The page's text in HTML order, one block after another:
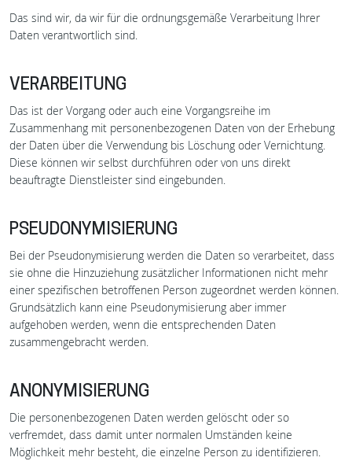
Das sind wir, da wir für die ordnungsgemäße Verarbeitung Ihrer
Daten verantwortlich sind.
VERARBEITUNG
Das ist der Vorgang oder auch eine Vorgangsreihe im
Zusammenhang mit personenbezogenen Daten von der Erhebung
der Daten über die Verwendung bis Löschung oder Vernichtung.
Diese können wir selbst durchführen oder von uns direkt
beauftragte Dienstleister sind eingebunden.
PSEUDONYMISIERUNG
Bei der Pseudonymisierung werden die Daten so verarbeitet, dass
sie ohne die Hinzuziehung zusätzlicher Informationen nicht mehr
einer spezifischen betroffenen Person zugeordnet werden können.
Grundsätzlich kann eine Pseudonymisierung aber immer
aufgehoben werden, wenn die entsprechenden Daten
zusammengebracht werden.
ANONYMISIERUNG
Die personenbezogenen Daten werden gelöscht oder so
verfremdet, dass damit unter normalen Umständen keine
Möglichkeit mehr besteht, die einzelne Person zu identifizieren.